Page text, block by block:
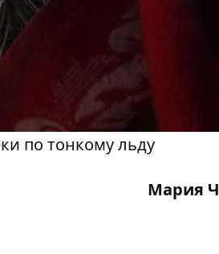
по тонкому льду
Мария